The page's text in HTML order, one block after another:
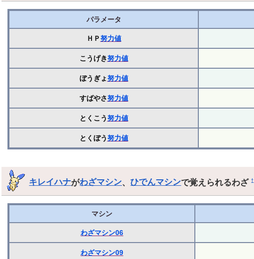
パラメータ
ＨＰ努力値
こうげき努力値
ぼうぎょ努力値
すばやさ努力値
とくこう努力値
とくぼう努力値
キレイハナがわざマシン、ひでんマシンで覚えられるわざ†
マシン
わざマシン06
わざマシン09